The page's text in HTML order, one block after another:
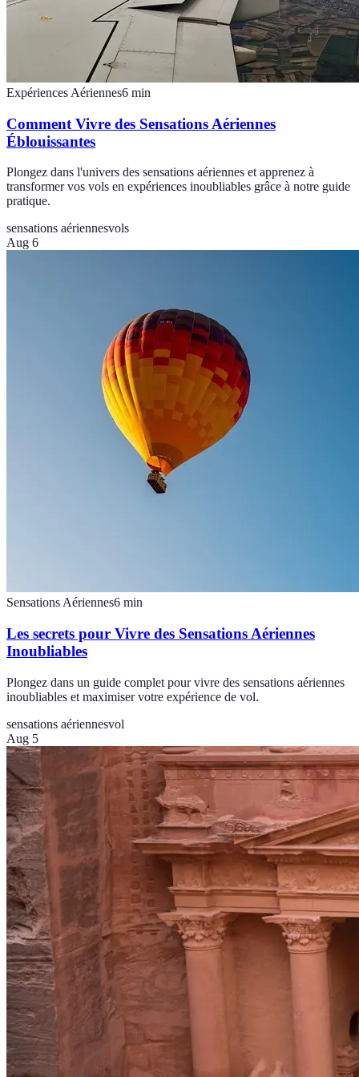
Expériences Aériennes6 min
Comment Vivre des Sensations Aériennes
Éblouissantes
Plongez dans l'univers des sensations aériennes et apprenez à
transformer vos vols en expériences inoubliables grâce à notre guide
pratique.
sensations aériennesvols
Aug 6
Sensations Aériennes6 min
Les secrets pour Vivre des Sensations Aériennes
Inoubliables
Plongez dans un guide complet pour vivre des sensations aériennes
inoubliables et maximiser votre expérience de vol.
sensations aériennesvol
Aug 5